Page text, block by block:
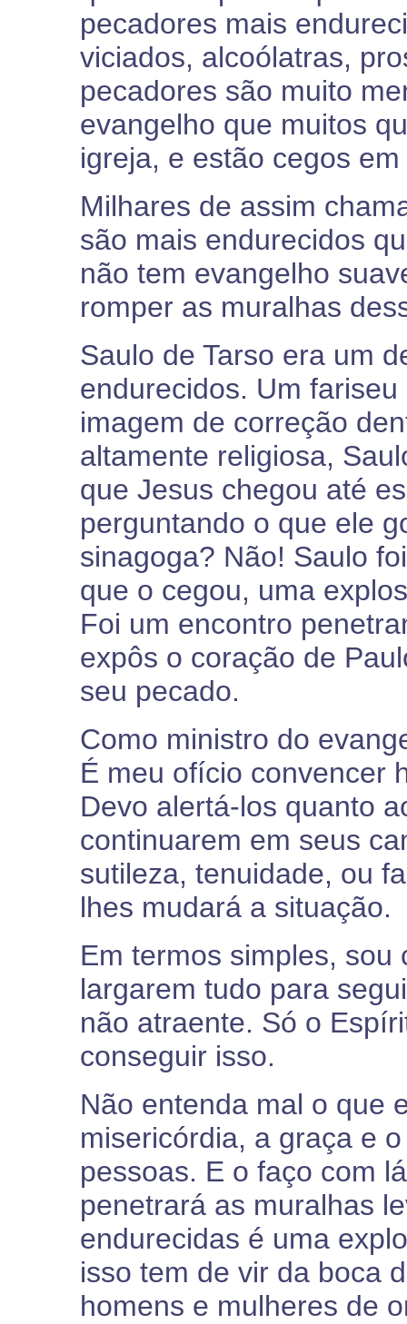
pecadores mais
viciados, alcoólatras,
pecadores são muito
evangelho que muitos
igreja, e estão cegos
Milhares de assim
são mais endurecidos
não tem evangelho
romper as muralhas
Saulo de Tarso era um
endurecidos. Um
imagem de correção
altamente religiosa,
que Jesus chegou até
perguntando o que ele
sinagoga? Não! Saulo
que o cegou, uma
Foi um encontro
expôs o coração de
seu pecado.
Como ministro do
É meu ofício convencer
Devo alertá-los quanto
continuarem em seus
sutileza, tenuidade, ou
lhes mudará a situação.
Em termos simples,
largarem tudo para
não atraente. Só o
conseguir isso.
Não entenda mal o que
misericórdia, a graça e
pessoas. E o faço com
penetrará as muralhas
endurecidas é uma
isso tem de vir da boca
homens e mulheres de